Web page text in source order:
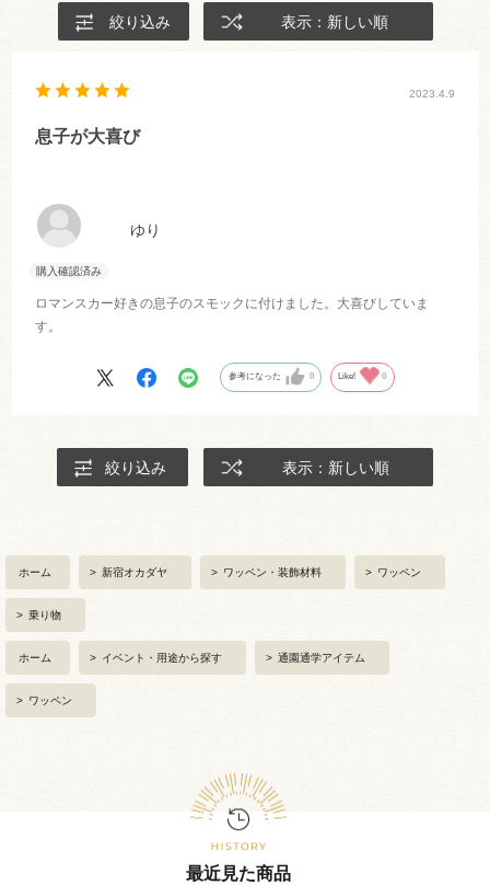
絞り込み 表示：新しい順
ゆり
2023.4.9
息子が大喜び
ロマンスカー好きの息子のスモックに付けました。大喜びしていま
す。
参考になった 0 Like! 0
絞り込み 表示：新しい順
ホーム > 新宿オカダヤ > ワッペン・装飾材料 > ワッペン
> 乗り物
ホーム > イベント・用途から探す > 通園通学アイテム
> ワッペン
最近見た商品